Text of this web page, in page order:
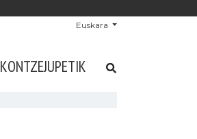
Euskara
KONTZEJUPETIK